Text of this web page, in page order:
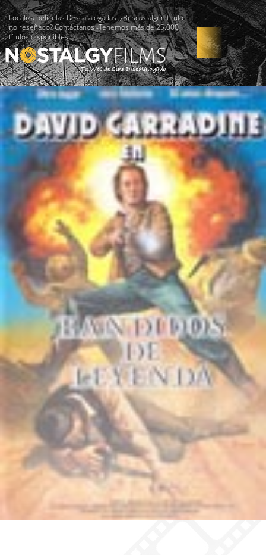
Localiza películas Descatalogadas. ¿Buscas algún título
no reseñado? Contáctanos -Tenemos más de 25.000
títulos disponibles!